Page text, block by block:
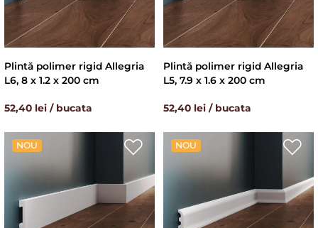
Plintă polimer rigid Allegria
L6, 8 x 1.2 x 200 cm
52,40 lei / bucata
Plintă polimer rigid Allegria
L5, 7.9 x 1.6 x 200 cm
52,40 lei / bucata
NOU NOU